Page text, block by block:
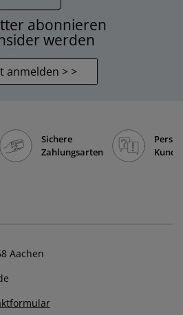
abonnieren
werden
anmelden > >
Sichere
Zahlungsarten
Aachen